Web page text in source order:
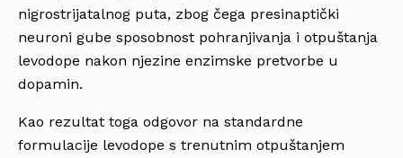
nigrostrijatalnog puta, zbog čega presinaptički
neuroni gube sposobnost pohranjivanja i otpuštanja
levodope nakon njezine enzimske pretvorbe u
dopamin.
Kao rezultat toga odgovor na standardne
formulacije levodope s trenutnim otpuštanjem